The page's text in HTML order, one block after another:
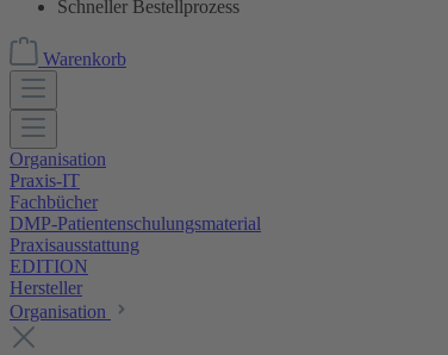
Schneller Bestellprozess
Warenkorb
Organisation
Praxis-IT
Fachbücher
DMP-Patientenschulungsmaterial
Praxisausstattung
EDITION
Hersteller
Organisation